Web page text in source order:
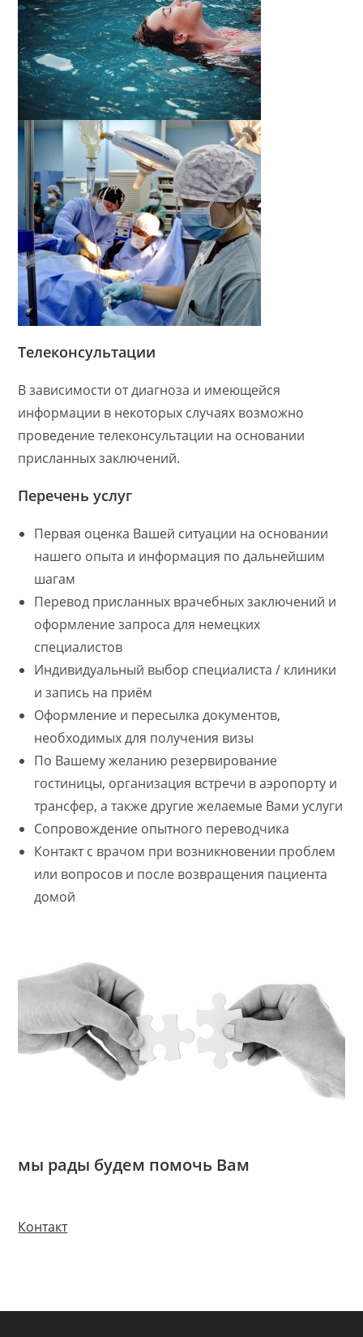
Телеконсультации
В зависимости от диагноза и имеющейся
информации в некоторых случаях возможно
проведение телеконсультации на основании
присланных заключений.
Перечень услуг
Первая оценка Вашей ситуации на основании
нашего опыта и информация по дальнейшим
шагам
Перевод присланных врачебных заключений и
оформление запроса для немецких
специалистов
Индивидуальный выбор специалиста / клиники
и запись на приём
Оформление и пересылка документов,
необходимых для получения визы
По Вашему желанию резервирование
гостиницы, организация встречи в аэропорту и
трансфер, а также другие желаемые Вами услуги
Сопровождение опытного переводчика
Контакт с врачом при возникновении проблем
или вопросов и после возвращения пациента
домой
мы рады будем помочь Вам
Контакт